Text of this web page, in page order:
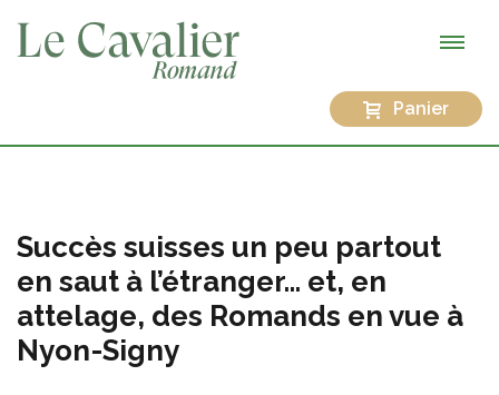
Panier
Succès suisses un peu partout
en saut à l’étranger… et, en
attelage, des Romands en vue à
Nyon-Signy